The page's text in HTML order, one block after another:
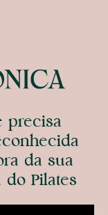
precisa
da sua
do Pilates